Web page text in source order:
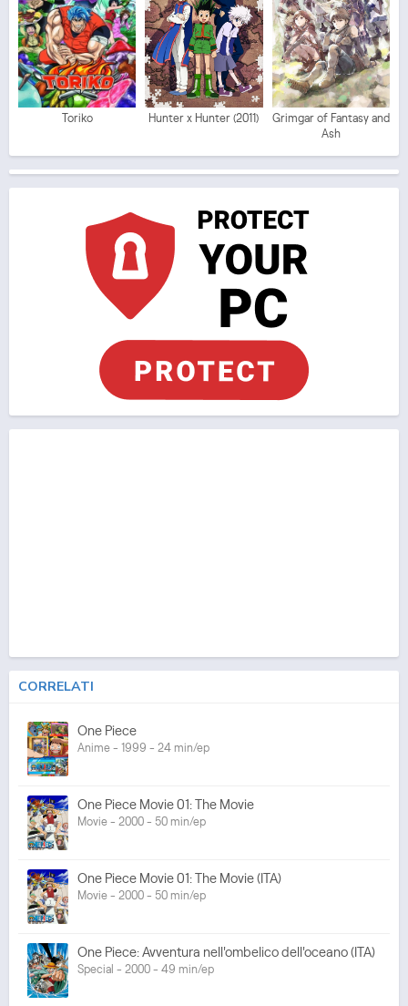
Toriko Hunter x Hunter (2011)
Grimgar of Fantasy and
Ash
CORRELATI
One Piece
Anime - 1999 - 24 min/ep
One Piece Movie 01: The Movie
Movie - 2000 - 50 min/ep
One Piece Movie 01: The Movie (ITA)
Movie - 2000 - 50 min/ep
One Piece: Avventura nell'ombelico dell'oceano (ITA)
Special - 2000 - 49 min/ep